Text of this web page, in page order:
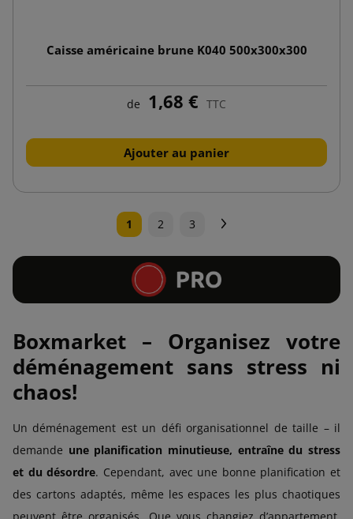
Caisse américaine brune K040 500x300x300
de 1,68 € TTC
Ajouter au panier
1 2 3
Boxmarket – Organisez votre
déménagement sans stress ni
chaos!
Un déménagement est un défi organisationnel de taille – il
demande une planification minutieuse, entraîne du stress
et du désordre. Cependant, avec une bonne planification et
des cartons adaptés, même les espaces les plus chaotiques
peuvent être organisés. Que vous changiez d’appartement,